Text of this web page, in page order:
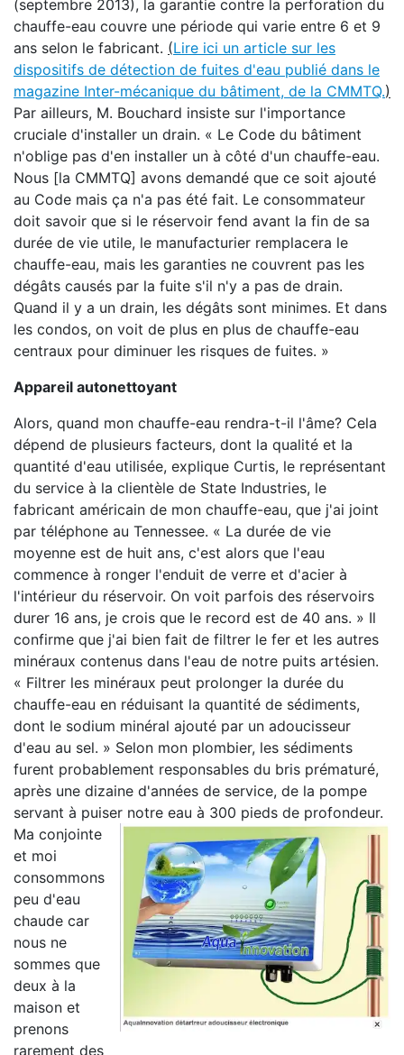
(septembre 2013), la garantie contre la perforation du
chauffe-eau couvre une période qui varie entre 6 et 9
ans selon le fabricant. (Lire ici un article sur les
dispositifs de détection de fuites d'eau publié dans le
magazine Inter-mécanique du bâtiment, de la CMMTQ.)
Par ailleurs, M. Bouchard insiste sur l'importance
cruciale d'installer un drain. « Le Code du bâtiment
n'oblige pas d'en installer un à côté d'un chauffe-eau.
Nous [la CMMTQ] avons demandé que ce soit ajouté
au Code mais ça n'a pas été fait. Le consommateur
doit savoir que si le réservoir fend avant la fin de sa
durée de vie utile, le manufacturier remplacera le
chauffe-eau, mais les garanties ne couvrent pas les
dégâts causés par la fuite s'il n'y a pas de drain.
Quand il y a un drain, les dégâts sont minimes. Et dans
les condos, on voit de plus en plus de chauffe-eau
centraux pour diminuer les risques de fuites. »
Appareil autonettoyant
Alors, quand mon chauffe-eau rendra-t-il l'âme? Cela
dépend de plusieurs facteurs, dont la qualité et la
quantité d'eau utilisée, explique Curtis, le représentant
du service à la clientèle de State Industries, le
fabricant américain de mon chauffe-eau, que j'ai joint
par téléphone au Tennessee. « La durée de vie
moyenne est de huit ans, c'est alors que l'eau
commence à ronger l'enduit de verre et d'acier à
l'intérieur du réservoir. On voit parfois des réservoirs
durer 16 ans, je crois que le record est de 40 ans. » Il
confirme que j'ai bien fait de filtrer le fer et les autres
minéraux contenus dans l'eau de notre puits artésien.
« Filtrer les minéraux peut prolonger la durée du
chauffe-eau en réduisant la quantité de sédiments,
dont le sodium minéral ajouté par un adoucisseur
d'eau au sel. » Selon mon plombier, les sédiments
furent probablement responsables du bris prématuré,
après une dizaine d'années de service, de la pompe
servant à puiser notre eau à 300 pieds de profondeur.
Ma conjointe
et moi
consommons
peu d'eau
chaude car
nous ne
sommes que
deux à la
maison et
prenons
rarement des